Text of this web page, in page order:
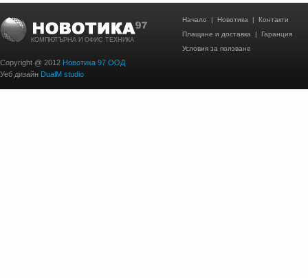
КОМПЮТЪРНА И ОФИС ТЕХНИКА
Copyright @ 2012 Новотика 97 ООД
Уеб дизайн DualM studio
Начало | Новотика | Контакти
Плащане и доставка | Гаранция
Условия за ползване